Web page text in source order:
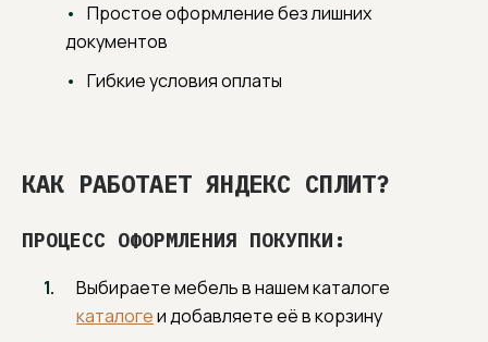
Простое оформление без лишних
документов
Гибкие условия оплаты
КАК РАБОТАЕТ ЯНДЕКС СПЛИТ?
ПРОЦЕСС ОФОРМЛЕНИЯ ПОКУПКИ:
Выбираете мебель в нашем каталоге
каталогеи добавляете её в корзину
Любой размер, цвет, материал. Цена
только за реальную ценность, без скрытых
МЕБЕЛЬ, СОЗДАННАЯ ДЛЯ ВАС
и признаны дизайнерами интерьера (3000+
Практичные эргономичные решения, создающие
умный уют и индивидуальность вашего дома.
От грамотной консультации до финальной
ВНИМАНИЕ К ДЕТАЛЯМ